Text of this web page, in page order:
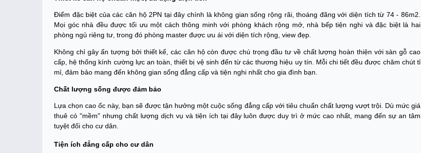
Điểm đặc biệt của các căn hộ 2PN tại đây chính là không gian sống rộng rãi, thoáng đãng với diện tích từ 74 - 86m2.
Mọi góc nhà đều được tối ưu một cách thông minh với phòng khách rộng mở, nhà bếp tiện nghi và đặc biệt là hai
phòng ngủ riêng tư, trong đó phòng master được ưu ái với diện tích rộng, view đẹp.
Không chỉ gây ấn tượng bởi thiết kế, các căn hộ còn được chú trọng đầu tư về chất lượng hoàn thiện với sàn gỗ cao
cấp, hệ thống kính cường lực an toàn, thiết bị vệ sinh đến từ các thương hiệu uy tín. Mỗi chi tiết đều được chăm chút tỉ
mỉ, đảm bảo mang đến không gian sống đẳng cấp và tiện nghi nhất cho gia đình bạn.
Chất lượng sống được đảm bảo
Lựa chọn cao ốc này, bạn sẽ được tận hưởng một cuộc sống đẳng cấp với tiêu chuẩn chất lượng vượt trội. Dù mức giá
thuê có "mềm" nhưng chất lượng dịch vụ và tiện ích tại đây luôn được duy trì ở mức cao nhất, mang đến sự an tâm
tuyệt đối cho cư dân.
Tiện ích đẳng cấp cho cư dân